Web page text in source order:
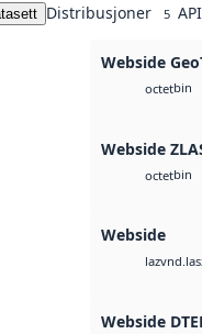
Distribusjoner 5
Webside
octetbin
Webside
octetbin
Webside
laz
Webside